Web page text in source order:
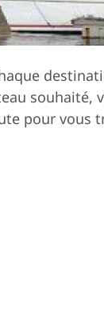
souhaité,
pour vous